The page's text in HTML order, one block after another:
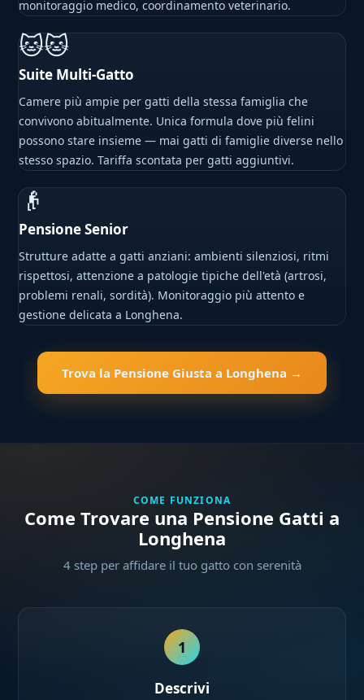
monitoraggio medico, coordinamento veterinario.
🐱🐱
Suite Multi-Gatto
Camere più ampie per gatti della stessa famiglia che
convivono abitualmente. Unica formula dove più felini
possono stare insieme — mai gatti di famiglie diverse nello
stesso spazio. Tariffa scontata per gatti aggiuntivi.
👴
Pensione Senior
Strutture adatte a gatti anziani: ambienti silenziosi, ritmi
rispettosi, attenzione a patologie tipiche dell'età (artrosi,
problemi renali, sordità). Monitoraggio più attento e
gestione delicata a Longhena.
Trova la Pensione Giusta a Longhena →
COME FUNZIONA
Come Trovare una Pensione Gatti a
Longhena
4 step per affidare il tuo gatto con serenità
1
Descrivi